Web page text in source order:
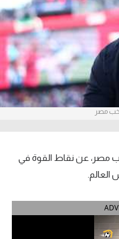
مصر
مصر، عن نقاط القوة في